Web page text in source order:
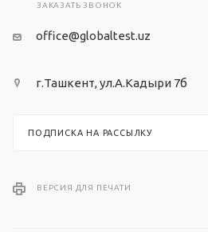
ЗАКАЗАТЬ ЗВОНОК
office@globaltest.uz
г.Ташкент, ул.А.Кадыри 7б
ПОДПИСКА НА РАССЫЛКУ
ВЕРСИЯ ДЛЯ ПЕЧАТИ